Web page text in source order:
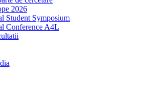
2026
Student Symposium
Conference A4L